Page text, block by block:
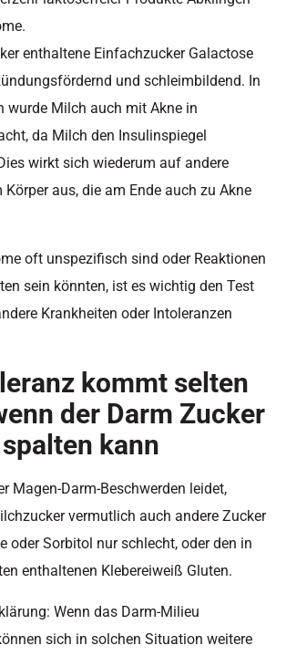
enthaltene Einfachzucker Galactose
und schleimbildend. In
wurde Milch auch mit Akne in
da Milch den Insulinspiegel
wirkt sich wiederum auf andere
aus, die am Ende auch zu Akne
oft unspezifisch sind oder Reaktionen
sein könnten, ist es wichtig den Test
Krankheiten oder Intoleranzen
kommt selten
der Darm Zucker
kann
Magen-Darm-Beschwerden leidet,
vermutlich auch andere Zucker
oder Sorbitol nur schlecht, oder den in
enthaltenen Klebereiweiß Gluten.
Wenn das Darm-Milieu
sich in solchen Situation weitere